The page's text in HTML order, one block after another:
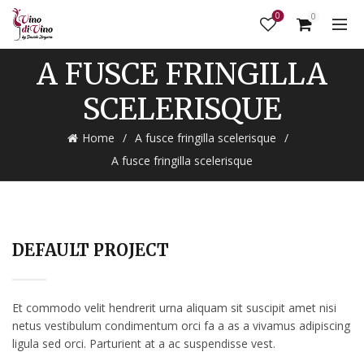
0 0
A FUSCE FRINGILLA
SCELERISQUE
Home
A fusce fringilla scelerisque
A fusce fringilla scelerisque
DEFAULT PROJECT
Et commodo velit hendrerit urna aliquam sit suscipit amet nisi
netus vestibulum condimentum orci fa a as a vivamus adipiscing
ligula sed orci. Parturient at a ac suspendisse vest.